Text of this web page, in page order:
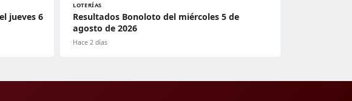
jueves 6
LOTERÍAS
Resultados Bonoloto del miércoles 5 de
agosto de 2026
Hace 2 días